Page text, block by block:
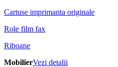
Cartuse imprimanta originale
Role film fax
Riboane
MobilierVezi detalii